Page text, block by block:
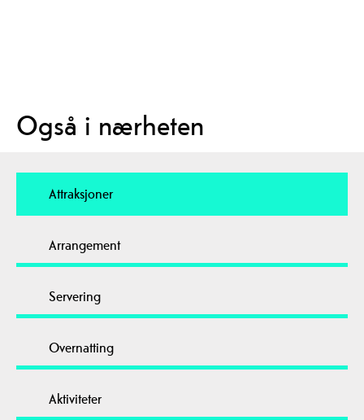
Også i nærheten
Attraksjoner
Arrangement
Servering
Overnatting
Aktiviteter